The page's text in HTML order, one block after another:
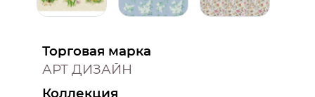
Торговая марка
АРТ ДИЗАЙН
Коллекция